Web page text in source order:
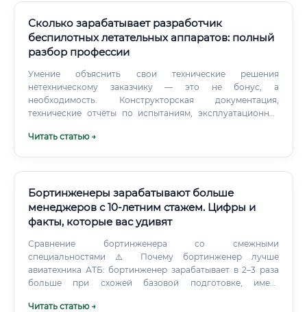
Сколько зарабатывает разработчик
беспилотных летательных аппаратов: полный
разбор профессии
Умение объяснить свои технические решения
нетехническому заказчику — это не бонус, а
необходимость. Конструкторская документация,
технические отчёты по испытаниям, эксплуатационная
Читать статью →
Бортинженеры зарабатывают больше
менеджеров с 10-летним стажем. Цифры и
факты, которые вас удивят
Сравнение бортинженера со смежными
специальностями ⚠️ Почему бортинженер лучше
авиатехника АТБ: бортинженер зарабатывает в 2–3 раза
больше при схожей базовой подготовке, имеет
опыт работы в воздухе и имеет значительно более
Читать статью →